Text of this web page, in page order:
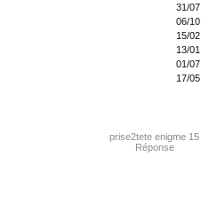
31/07
06/10
15/02
13/01
01/07
17/05
prise2tete enigme 15
Réponse